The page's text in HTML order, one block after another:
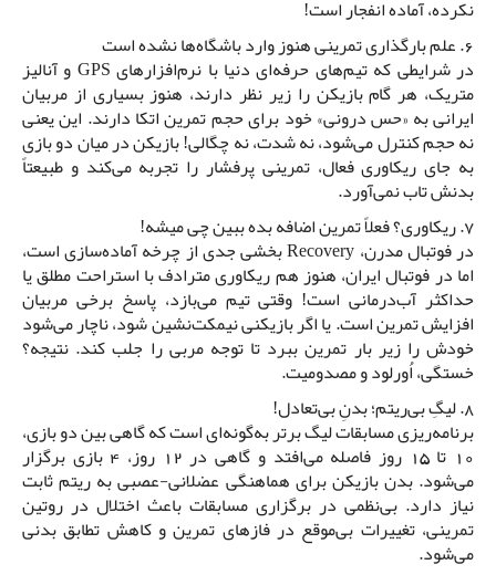
نکرده، آماده انفجار است!
6. علم بارگذاری تمرینی هنوز وارد باشگاه‌ها نشده است
در شرایطی که تیم‌های حرفه‌ای دنیا با نرم‌افزارهای GPS و آنالیز
متریک، هر گام بازیکن را زیر نظر دارند، هنوز بسیاری از مربیان
ایرانی به «حس درونی» خود برای حجم تمرین اتکا دارند. این یعنی
نه حجم کنترل می‌شود، نه شدت، نه چگالی! بازیکن در میان دو بازی
به جای ریکاوری فعال، تمرینی پرفشار را تجربه می‌کند و طبیعتاً
بدنش تاب نمی‌آورد.
7. ریکاوری؟ فعلاً تمرین اضافه بده ببین چی میشه!
در فوتبال مدرن، Recovery بخشی جدی از چرخه آماده‌سازی است،
اما در فوتبال ایران، هنوز هم ریکاوری مترادف با استراحت مطلق یا
حداکثر آب‌درمانی است! وقتی تیم می‌بازد، پاسخ برخی مربیان
افزایش تمرین است. یا اگر بازیکنی نیمکت‌نشین شود، ناچار می‌شود
خودش را زیر بار تمرین ببرد تا توجه مربی را جلب کند. نتیجه؟
خستگی، اُورلود و مصدومیت.
8. لیگِ بی‌ریتم؛ بدنِ بی‌تعادل!
برنامه‌ریزی مسابقات لیگ برتر به‌گونه‌ای است که گاهی بین دو بازی،
10 تا 15 روز فاصله می‌افتد و گاهی در 12 روز، 4 بازی برگزار
می‌شود. بدن بازیکن برای هماهنگی عضلانی-عصبی به ریتم ثابت
نیاز دارد. بی‌نظمی در برگزاری مسابقات باعث اختلال در روتین
تمرینی، تغییرات بی‌موقع در فازهای تمرین و کاهش تطابق بدنی
می‌شود.